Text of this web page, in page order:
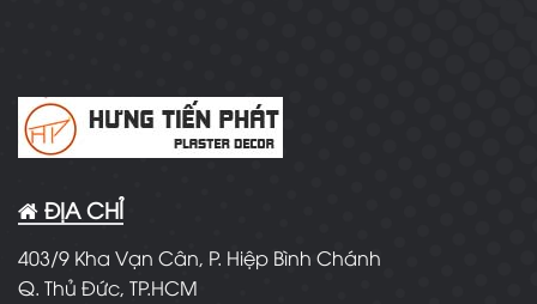
ĐỊA CHỈ
403/9 Kha Vạn Cân, P. Hiệp Bình Chánh
Q. Thủ Đức, TP.HCM